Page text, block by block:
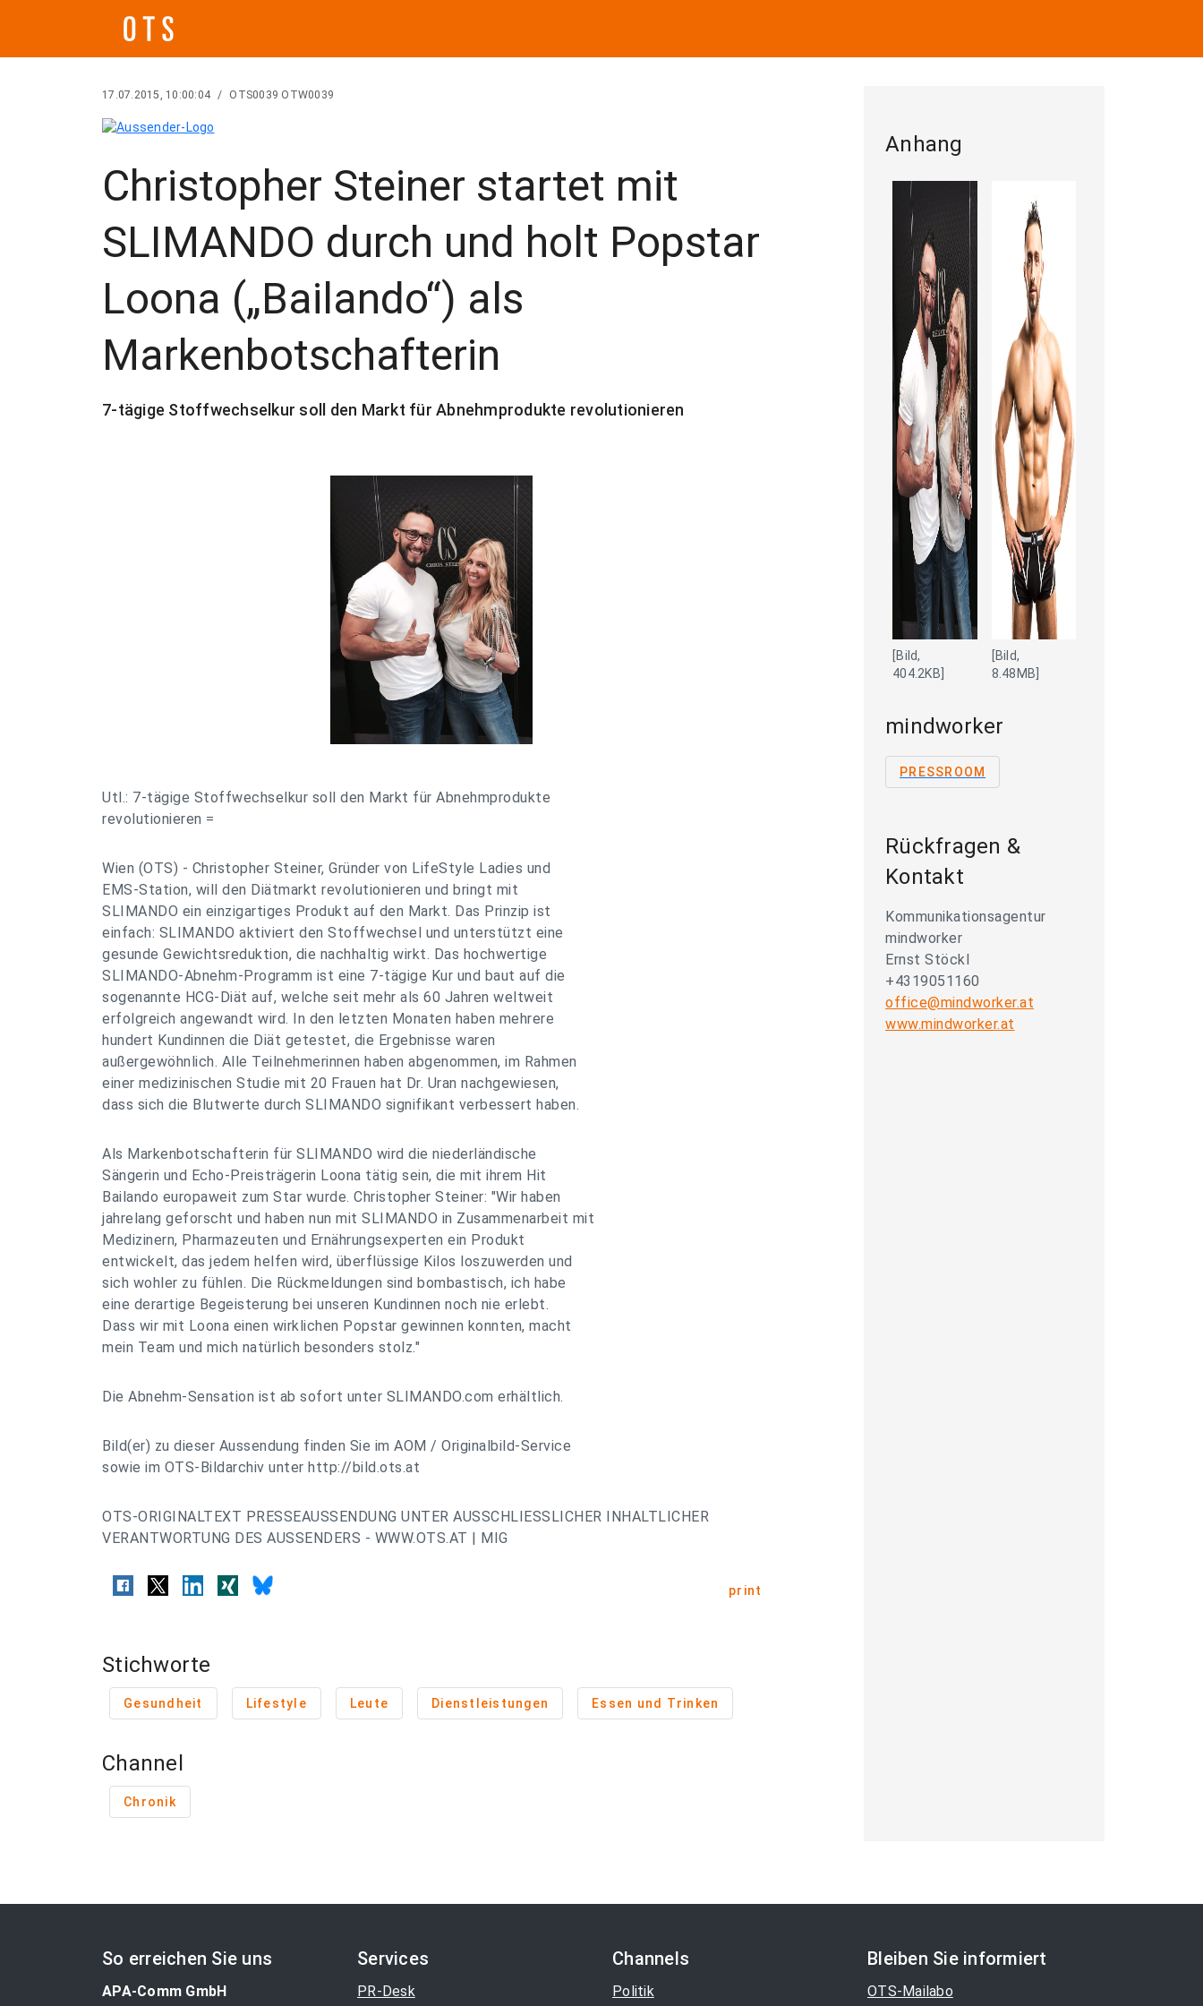
17.07.2015, 10:00:04 / OTS0039 OTW0039
Christopher Steiner startet mit
SLIMANDO durch und holt Popstar
Loona („Bailando“) als
Markenbotschafterin
7-tägige Stoffwechselkur soll den Markt für Abnehmprodukte revolutionieren
Utl.: 7-tägige Stoffwechselkur soll den Markt für Abnehmprodukte
revolutionieren =
Wien (OTS) - Christopher Steiner, Gründer von LifeStyle Ladies und
EMS-Station, will den Diätmarkt revolutionieren und bringt mit
SLIMANDO ein einzigartiges Produkt auf den Markt. Das Prinzip ist
einfach: SLIMANDO aktiviert den Stoffwechsel und unterstützt eine
gesunde Gewichtsreduktion, die nachhaltig wirkt. Das hochwertige
SLIMANDO-Abnehm-Programm ist eine 7-tägige Kur und baut auf die
sogenannte HCG-Diät auf, welche seit mehr als 60 Jahren weltweit
erfolgreich angewandt wird. In den letzten Monaten haben mehrere
hundert Kundinnen die Diät getestet, die Ergebnisse waren
außergewöhnlich. Alle Teilnehmerinnen haben abgenommen, im Rahmen
einer medizinischen Studie mit 20 Frauen hat Dr. Uran nachgewiesen,
dass sich die Blutwerte durch SLIMANDO signifikant verbessert haben.
Als Markenbotschafterin für SLIMANDO wird die niederländische
Sängerin und Echo-Preisträgerin Loona tätig sein, die mit ihrem Hit
Bailando europaweit zum Star wurde. Christopher Steiner: "Wir haben
jahrelang geforscht und haben nun mit SLIMANDO in Zusammenarbeit mit
Medizinern, Pharmazeuten und Ernährungsexperten ein Produkt
entwickelt, das jedem helfen wird, überflüssige Kilos loszuwerden und
sich wohler zu fühlen. Die Rückmeldungen sind bombastisch, ich habe
eine derartige Begeisterung bei unseren Kundinnen noch nie erlebt.
Dass wir mit Loona einen wirklichen Popstar gewinnen konnten, macht
mein Team und mich natürlich besonders stolz."
Die Abnehm-Sensation ist ab sofort unter SLIMANDO.com erhältlich.
Bild(er) zu dieser Aussendung finden Sie im AOM / Originalbild-Service
sowie im OTS-Bildarchiv unter http://bild.ots.at
OTS-ORIGINALTEXT PRESSEAUSSENDUNG UNTER AUSSCHLIESSLICHER INHALTLICHER
VERANTWORTUNG DES AUSSENDERS - WWW.OTS.AT | MIG
print
Stichworte
Gesundheit Lifestyle Leute Dienstleistungen Essen und Trinken
Channel
Chronik
Anhang
[Bild,
404.2KB]
[Bild,
8.48MB]
mindworker
PRESSROOM
Rückfragen &
Kontakt
Kommunikationsagentur
mindworker
Ernst Stöckl
+4319051160
office@mindworker.at
www.mindworker.at
So erreichen Sie uns
APA-Comm GmbH
Services
PR-Desk
Channels
Politik
Bleiben Sie informiert
OTS-Mailabo